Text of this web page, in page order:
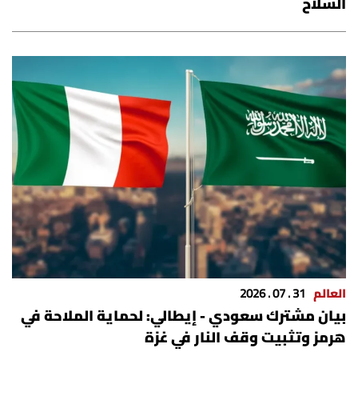
السلاح
العالم 31 . 07 . 2026
بيان مشترك سعودي - إيطالي: لحماية الملاحة في
هرمز وتثبيت وقف النار في غزة